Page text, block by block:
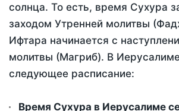
солнца. То есть, время Сухура
заходом Утренней молитвы
Ифтара начинается с
молитвы (Магриб). В
следующее расписание:
Время Сухура в Иерусалиме